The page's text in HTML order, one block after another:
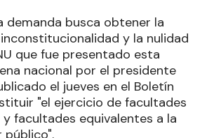
demanda busca obtener la
y la nulidad
que fue presentado esta
nacional por el presidente
el jueves en el Boletín
"el ejercicio de facultades
facultades equivalentes a la